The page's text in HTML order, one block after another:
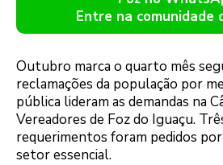
Entre na comunidade
Outubro marca o quarto mês
reclamações da população por
pública lideram as demandas na
Vereadores de Foz do Iguaçu.
requerimentos foram pedidos
setor essencial.